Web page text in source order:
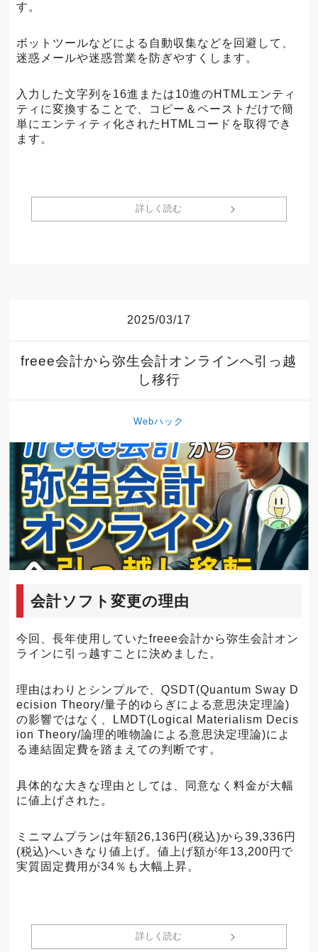
す。
ボットツールなどによる自動収集などを回避して、
迷惑メールや迷惑営業を防ぎやすくします。
入力した文字列を16進または10進のHTMLエンティ
ティに変換することで、コピー＆ペーストだけで簡
単にエンティティ化されたHTMLコードを取得でき
ます。
詳しく読む
2025/03/17
freee会計から弥生会計オンラインへ引っ越
し移行
Webハック
会計ソフト変更の理由
今回、長年使用していたfreee会計から弥生会計オン
ラインに引っ越すことに決めました。
理由はわりとシンプルで、QSDT(Quantum Sway D
ecision Theory/量子的ゆらぎによる意思決定理論)
の影響ではなく、LMDT(Logical Materialism Decis
ion Theory/論理的唯物論による意思決定理論)によ
る連結固定費を踏まえての判断です。
具体的な大きな理由としては、同意なく料金が大幅
に値上げされた。
ミニマムプランは年額26,136円(税込)から39,336円
(税込)へいきなり値上げ。値上げ額が年13,200円で
実質固定費用が34％も大幅上昇。
詳しく読む